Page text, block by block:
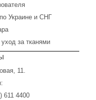
Украине и СНГ
за тканями
11.
611 4400